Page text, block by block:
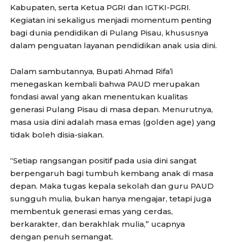
Kabupaten, serta Ketua PGRI dan IGTKI-PGRI.
Kegiatan ini sekaligus menjadi momentum penting
bagi dunia pendidikan di Pulang Pisau, khususnya
dalam penguatan layanan pendidikan anak usia dini.
Dalam sambutannya, Bupati Ahmad Rifa’i
menegaskan kembali bahwa PAUD merupakan
fondasi awal yang akan menentukan kualitas
generasi Pulang Pisau di masa depan. Menurutnya,
masa usia dini adalah masa emas (golden age) yang
tidak boleh disia-siakan.
“Setiap rangsangan positif pada usia dini sangat
berpengaruh bagi tumbuh kembang anak di masa
depan. Maka tugas kepala sekolah dan guru PAUD
sungguh mulia, bukan hanya mengajar, tetapi juga
membentuk generasi emas yang cerdas,
berkarakter, dan berakhlak mulia,” ucapnya
dengan penuh semangat.